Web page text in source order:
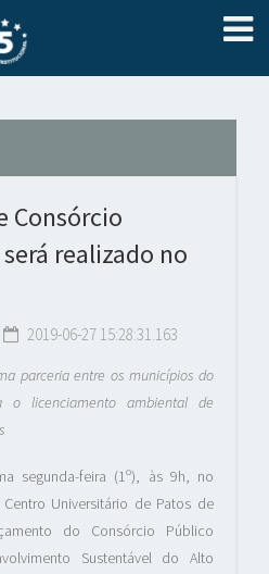
Consórcio
realizado no
2019-06-27 15:28:31.163
parceria entre os municípios do
o licenciamento ambiental de
segunda-feira (1º), às 9h, no
Universitário de Patos de
do Consórcio Público
Sustentável do Alto